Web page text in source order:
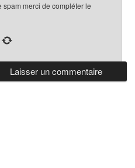
merci de compléter le